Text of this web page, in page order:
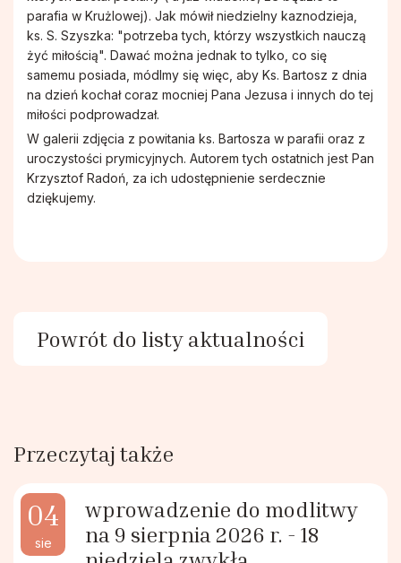
Rycerstwo Niepokalanej
Schola Dziecięca Boże Nutki
Służba Liturgiczna Ołtarza
Stowarzyszenie Patronki Dobrej Śmierci
Apostolstwo Pomocy Duszom Czyśćcowym
Wspólnota modlitewna "Ojczyzna"
parafia w Krużlowej). Jak mówił niedzielny kaznodzieja,
ks. S. Szyszka: "potrzeba tych, którzy wszystkich nauczą
żyć miłością". Dawać można jednak to tylko, co się
samemu posiada, módlmy się więc, aby Ks. Bartosz z dnia
na dzień kochał coraz mocniej Pana Jezusa i innych do tej
miłości podprowadzał.
W galerii zdjęcia z powitania ks. Bartosza w parafii oraz z
uroczystości prymicyjnych. Autorem tych ostatnich jest Pan
Krzysztof Radoń, za ich udostępnienie serdecznie
dziękujemy.
Powrót do listy aktualności
Przeczytaj także
04
sie
wprowadzenie do modlitwy
na 9 sierpnia 2026 r. - 18